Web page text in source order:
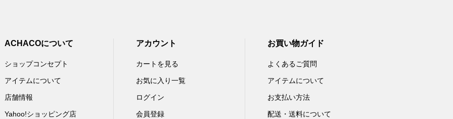
ACHACOについて
ショップコンセプト
アイテムについて
店舗情報
Yahoo!ショッピング店
アカウント
カートを見る
お気に入り一覧
ログイン
会員登録
お買い物ガイド
よくあるご質問
アイテムについて
お支払い方法
配送・送料について